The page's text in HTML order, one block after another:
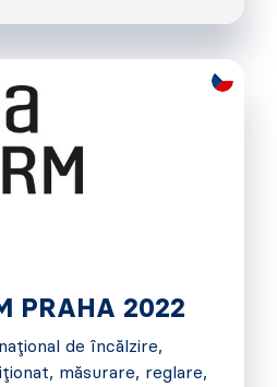
PRAHA 2022
de încălzire,
măsurare, reglare,